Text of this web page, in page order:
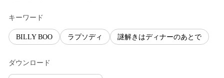
キーワード
BILLY BOO ラプソディ 謎解きはディナーのあとで
ダウンロード